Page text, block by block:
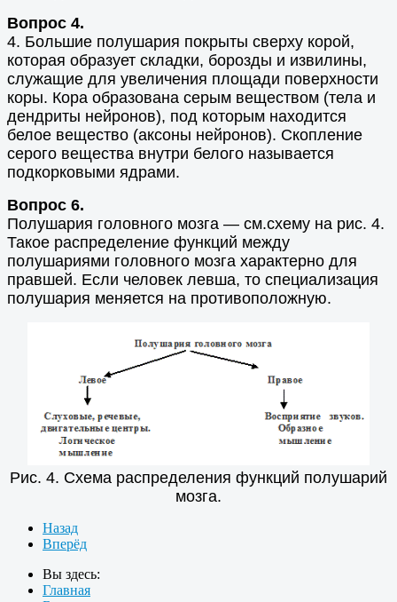
Вопрос 4.
4. Большие полушария покрыты сверху корой,
которая образует складки, борозды и извилины,
служащие для увеличения площади поверхности
коры. Кора образована серым веществом (тела и
дендриты нейронов), под которым находится
белое вещество (аксоны нейронов). Скопление
серого вещества внутри белого называется
подкорковыми ядрами.
Вопрос 6.
Полушария головного мозга — см.схему на рис. 4.
Такое распределение функций между
полушариями головного мозга характерно для
правшей. Если человек левша, то специализация
полушария меняется на противоположную.
Рис. 4. Схема распределения функций полушарий
мозга.
Назад
Вперёд
Вы здесь:
Главная